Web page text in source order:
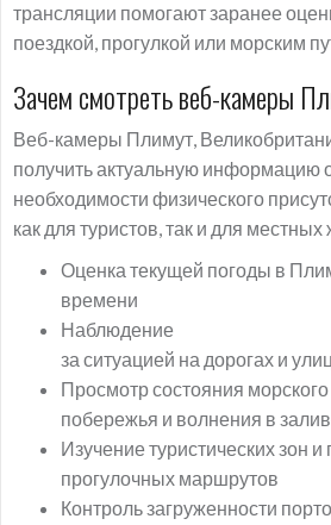
трансляции помогают заранее
поездкой, прогулкой или морским
Зачем смотреть веб-камеры
Веб-камеры Плимут,
получить актуальную информацию
необходимости физического
как для туристов, так и для местных
Оценка текущей погоды в
времени
Наблюдение
за ситуацией на дорогах и
Просмотр состояния морского
побережья и волнения в
Изучение туристических зон
прогулочных маршрутов
Контроль загруженности